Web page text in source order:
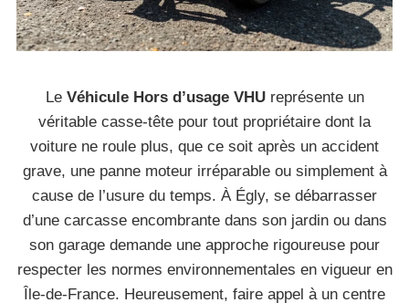
Le Véhicule Hors d’usage VHUreprésente un
véritable casse-tête pour tout propriétaire dont la
voiture ne roule plus, que ce soit après un accident
grave, une panne moteur irréparable ou simplement à
cause de l’usure du temps. À Égly, se débarrasser
d’une carcasse encombrante dans son jardin ou dans
son garage demande une approche rigoureuse pour
respecter les normes environnementales en vigueur en
Île-de-France. Heureusement, faire appel à un centre